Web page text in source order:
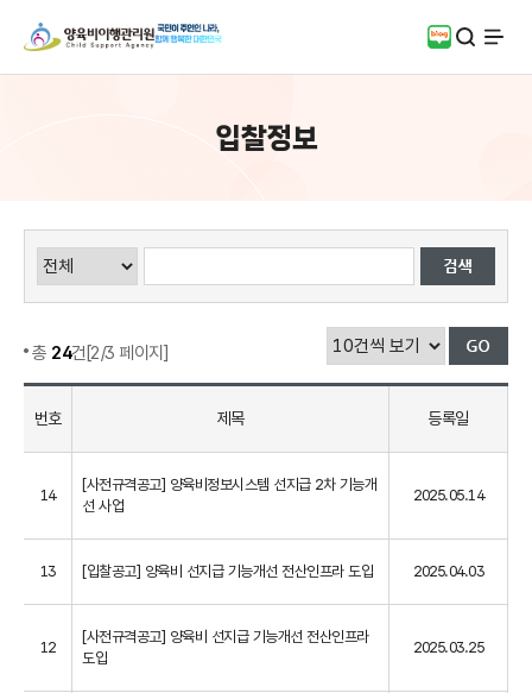
블로그검색
전체
입찰정보
총 24건[2/3 페이지]
번호 제목 등록일
14
[사전규격공고] 양육비정보시스템 선지급 2차 기능개
선 사업
2025.05.14
13 [입찰공고] 양육비 선지급 기능개선 전산인프라 도입 2025.04.03
12
[사전규격공고] 양육비 선지급 기능개선 전산인프라
도입
2025.03.25